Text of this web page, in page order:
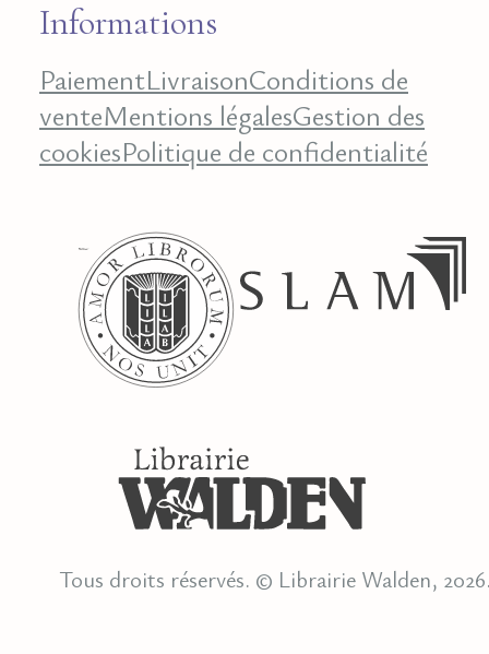
Informations
PaiementLivraisonConditions de
venteMentions légalesGestion des
cookiesPolitique de confidentialité
Tous droits réservés. © Librairie Walden,